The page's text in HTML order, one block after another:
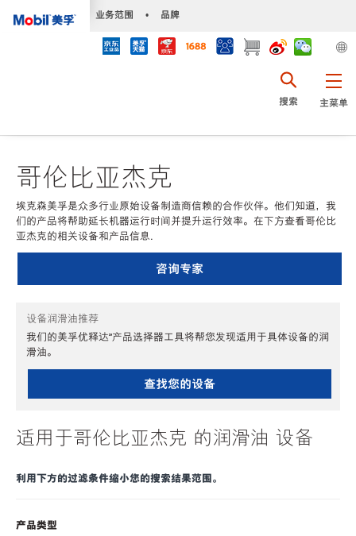
业务范围 • 品牌
主菜单
搜索
哥伦比亚杰克
埃克森美孚是众多行业原始设备制造商信赖的合作伙伴。他们知道，我
们的产品将帮助延长机器运行时间并提升运行效率。在下方查看哥伦比
亚杰克的相关设备和产品信息.
咨询专家
设备润滑油推荐
我们的美孚优释达℠产品选择器工具将帮您发现适用于具体设备的润
滑油。
查找您的设备
适用于哥伦比亚杰克 的润滑油 设备
利用下方的过滤条件缩小您的搜索结果范围。
产品类型